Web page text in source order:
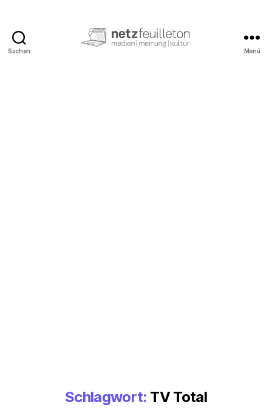
Suchen Menü
Schlagwort: TV Total